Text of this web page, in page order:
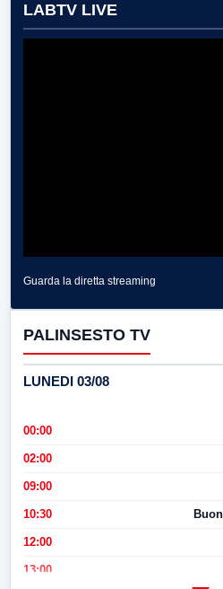
LABTV LIVE
Guarda la diretta streaming
PALINSESTO TV
LUNEDI 03/08
00:00
02:00
09:00
10:30
12:00
13:00